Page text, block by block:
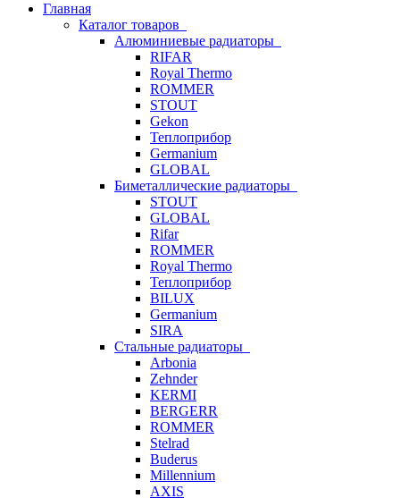
Главная
Каталог товаров
Алюминиевые радиаторы
RIFAR
Royal Thermo
ROMMER
STOUT
Gekon
Теплоприбор
Germanium
GLOBAL
Биметаллические радиаторы
STOUT
GLOBAL
Rifar
ROMMER
Royal Thermo
Теплоприбор
BILUX
Germanium
SIRA
Стальные радиаторы
Arbonia
Zehnder
KERMI
BERGERR
ROMMER
Stelrad
Buderus
Millennium
AXIS